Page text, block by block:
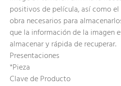
positivos de película, así como
obra necesarios para
que la información de la imagen
almacenar y rápida de recuperar.
Presentaciones
*Pieza
Clave de Producto